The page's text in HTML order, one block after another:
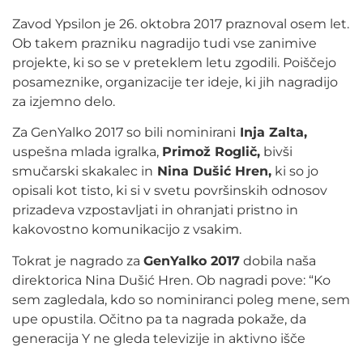
Zavod Ypsilon je 26. oktobra 2017 praznoval osem let.
Ob takem prazniku nagradijo tudi vse zanimive
projekte, ki so se v preteklem letu zgodili. Poiščejo
posameznike, organizacije ter ideje, ki jih nagradijo
za izjemno delo.
Za GenYalko 2017 so bili nominirani Inja Zalta,
uspešna mlada igralka, Primož Roglič, bivši
smučarski skakalec in Nina Dušić Hren, ki so jo
opisali kot tisto, ki si v svetu površinskih odnosov
prizadeva vzpostavljati in ohranjati pristno in
kakovostno komunikacijo z vsakim.
Tokrat je nagrado za GenYalko 2017 dobila naša
direktorica Nina Dušić Hren. Ob nagradi pove: “Ko
sem zagledala, kdo so nominiranci poleg mene, sem
upe opustila. Očitno pa ta nagrada pokaže, da
generacija Y ne gleda televizije in aktivno išče